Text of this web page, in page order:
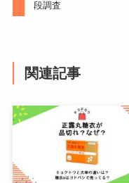
段調査
関連記事